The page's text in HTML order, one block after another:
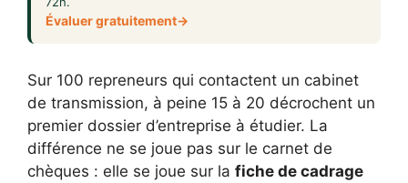
Évaluer gratuitement
Sur 100 repreneurs qui contactent un cabinet
de transmission, à peine 15 à 20 décrochent un
premier dossier d’entreprise à étudier. La
différence ne se joue pas sur le carnet de
chèques : elle se joue sur la fiche de cadrage